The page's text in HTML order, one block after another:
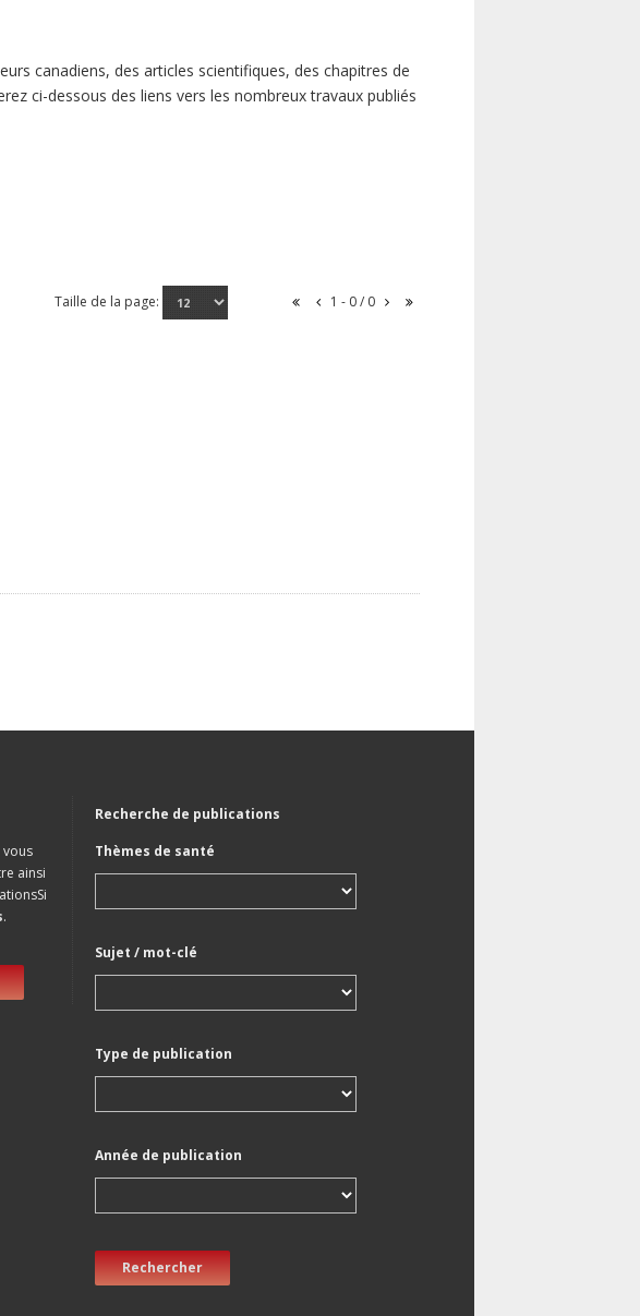
canadiens, des articles scientifiques, des chapitres de
ci-dessous des liens vers les nombreux travaux publiés
Taille de la page: 1 - 0 / 0
vous
ainsi
.
Recherche de publications
Thèmes de santé
Sujet / mot-clé
Type de publication
Année de publication
Rechercher